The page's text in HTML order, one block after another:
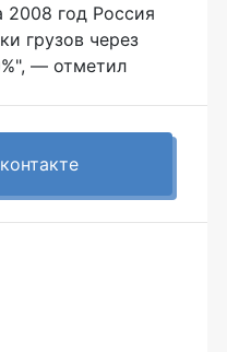
2008 год Россия
грузов через
— отметил